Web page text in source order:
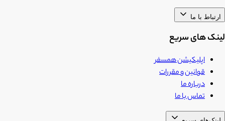
ارتباط با ما
لینک های سریع
اپلیکیشن همسفر
قوانین و مقررات
درباره ما
تماس با ما